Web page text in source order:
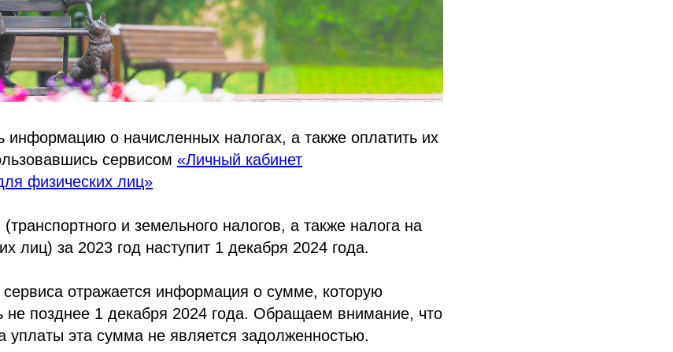
информацию о начисленных налогах, а также оплатить их
сервисом «Личный кабинет
физических лиц»
и земельного налогов, а также налога на
лиц) за 2023 год наступит 1 декабря 2024 года.
сервиса отражается информация о сумме, которую
не позднее 1 декабря 2024 года. Обращаем внимание, что
уплаты эта сумма не является задолженностью.